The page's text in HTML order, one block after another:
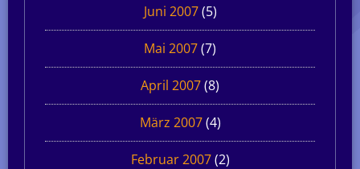
Juni 2007(5)
Mai 2007(7)
April 2007(8)
März 2007(4)
Februar 2007(2)